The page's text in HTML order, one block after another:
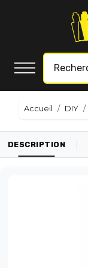
Accueil DIY
DESCRIPTION